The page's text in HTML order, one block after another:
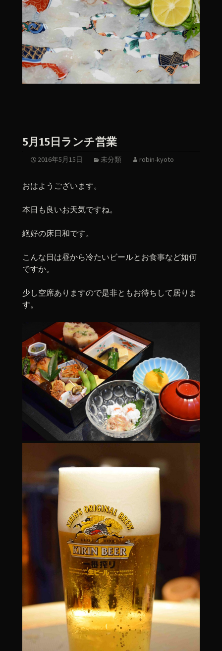
5月15日ランチ営業
2016年5月15日 未分類 robin-kyoto
おはようございます。
本日も良いお天気ですね。
絶好の床日和です。
こんな日は昼から冷たいビールとお食事など如何
ですか。
少し空席ありますので是非ともお待ちして居りま
す。